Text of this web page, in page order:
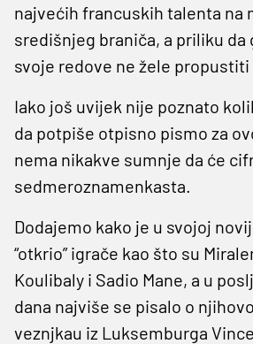
najvećih francuskih talenta na
središnjeg braniča, a priliku da
svoje redove ne žele
Iako još uvijek nije poznato
da potpiše otpisno pismo za
nema nikakve sumnje da će
sedmeroznamenkasta.
Dodajemo kako je u svojoj
“otkrio” igrače kao što su
Koulibaly i Sadio Mane, a u
dana najviše se pisalo o
veznjkau iz Luksemburga